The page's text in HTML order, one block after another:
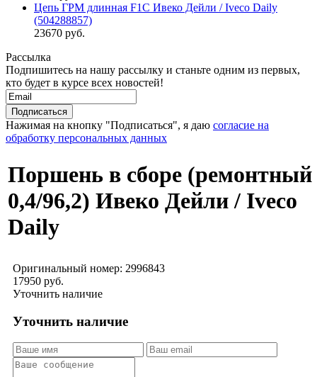
Цепь ГРМ длинная F1C Ивеко Дейли / Iveco Daily
(504288857)
23670 руб.
Рассылка
Подпишитесь на нашу рассылку и станьте одним из первых,
кто будет в курсе всех новостей!
Нажимая на кнопку "Подписаться", я даю согласие на
обработку персональных данных
Поршень в сборе (ремонтный
0,4/96,2) Ивеко Дейли / Iveco
Daily
Оригинальный номер: 2996843
17950 руб.
Уточнить наличие
Уточнить наличие